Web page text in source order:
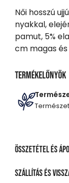
Női hosszú
nyakkal,
pamut, 5%
cm magas
Termékelőnyök
Összetétel és
Szállítás és